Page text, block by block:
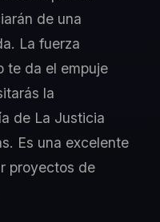
de una
La fuerza
te da el empuje
la
de La Justicia
Es una excelente
proyectos de